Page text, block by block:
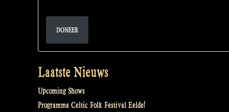
DONEER
Laatste Nieuws
Upcoming Shows
Programma Celtic Folk Festival Eelde!